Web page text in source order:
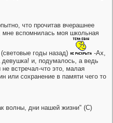
что прочитав вчерашнее
мне вспомнилась моя школьная
годы назад)
-Ах,
и, подумалось, а ведь
не встречал-что это, малая
или сохранение в памяти чего то
волны, дни нашей жизни" (С)